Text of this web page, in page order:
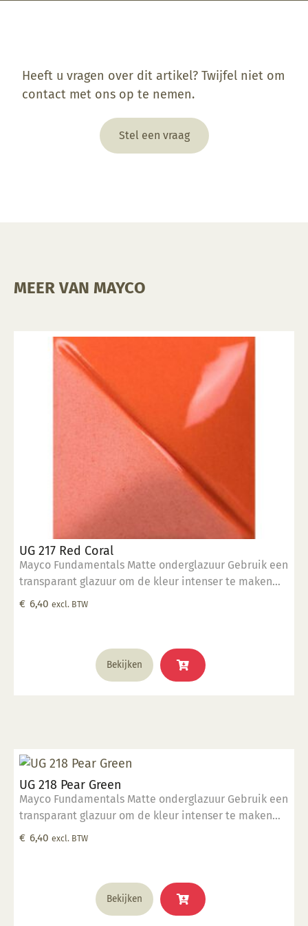
Heeft u vragen over dit artikel? Twijfel niet om
contact met ons op te nemen.
Stel een vraag
MEER VAN MAYCO
UG 217 Red Coral
Mayco Fundamentals Matte onderglazuur Gebruik een
transparant glazuur om de kleur intenser te maken
Geschikt voor gebruiksgoed mits er een transparant
€ 6,40 excl. BTW
Bekijken
UG 218 Pear Green
Mayco Fundamentals Matte onderglazuur Gebruik een
transparant glazuur om de kleur intenser te maken
Geschikt voor gebruiksgoed mits er een transparant
€ 6,40 excl. BTW
Bekijken